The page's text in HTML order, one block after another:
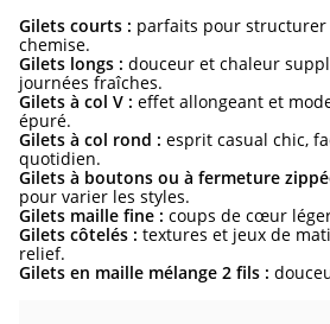
Gilets courts : parfaits pour
chemise.
Gilets longs : douceur et chaleur
journées fraîches.
Gilets à col V : effet allongeant et
épuré.
Gilets à col rond : esprit casual chic,
quotidien.
Gilets à boutons ou à fermeture
pour varier les styles.
Gilets maille fine : coups de cœur
Gilets côtelés : textures et jeux de
relief.
Gilets en maille mélange 2 fils :